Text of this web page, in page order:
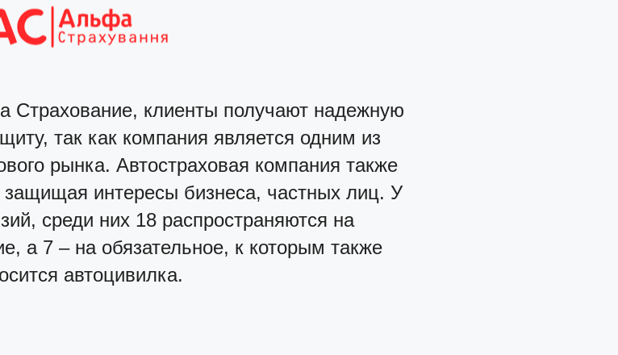
клиенты получают надежную
так как компания является одним из
рынка. Автостраховая компания также
защищая интересы бизнеса, частных лиц. У
среди них 18 распространяются на
а 7 – на обязательное, к которым также
автоцивилка.